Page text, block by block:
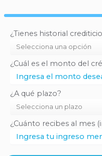
¿Tienes historial
¿Cuál es el monto del
¿A qué plazo?
¿Cuánto recibes al mes